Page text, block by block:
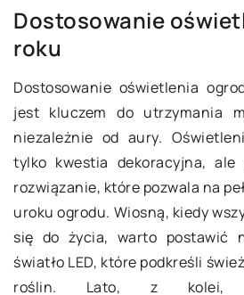
Dostosowanie
roku
Dostosowanie oświetlenia
jest kluczem do utrzymania
niezależnie od aury.
tylko kwestia dekoracyjna, ale
rozwiązanie, które pozwala na
uroku ogrodu. Wiosną, kiedy
się do życia, warto postawić
światło LED, które podkreśli
roślin. Lato, z kolei,